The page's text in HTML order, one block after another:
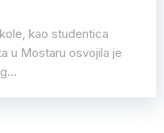
kao studentica
u Mostaru osvojila je